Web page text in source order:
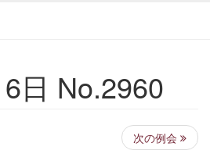
日 No.2960
次の例会